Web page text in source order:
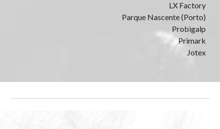
LX Factory
Parque Nascente (Porto)
Probigalp
Primark
Jotex